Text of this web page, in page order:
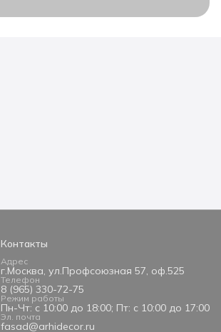
Контакты
Адрес
г.Москва, ул.Профсоюзная 57, оф.525
Телефон
8 (965) 330-72-75
Режим работы
Пн-Чт: с 10:00 до 18:00; Пт: с 10:00 до 17:00
Эл. почта
fasad@arhidecor.ru